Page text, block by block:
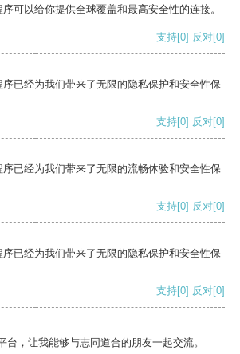
可以给你提供全球覆盖和最高安全性的连接。
支持[0] 反对[0]
已经为我们带来了无限的隐私保护和安全性保
支持[0] 反对[0]
已经为我们带来了无限的流畅体验和安全性保
支持[0] 反对[0]
已经为我们带来了无限的隐私保护和安全性保
支持[0] 反对[0]
台，让我能够与志同道合的朋友一起交流。